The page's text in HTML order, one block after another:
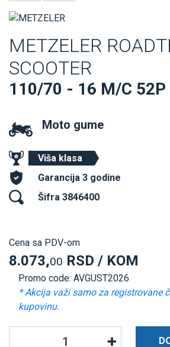
METZELER
SCOOTER
110/70 - 16 M/C 52P
Moto gume
Viša klasa
Garancija 3 godine
Šifra 3846400
Cena sa PDV-om
8.073,00 RSD / KOM
Promo code: AVGUST2026
* Akcija važi samo za registrovane
kupovinu.